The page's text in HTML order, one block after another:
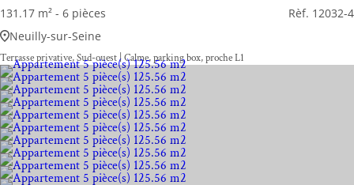
131.17 m² - 6 pièces
Rèf. 12032-4
Neuilly-sur-Seine
Terrasse privative, Sud-ouest | Calme, parking box, proche L1